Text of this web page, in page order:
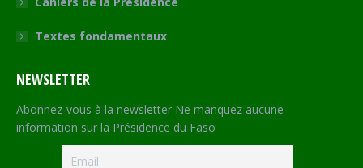
Textes fondamentaux
NEWSLETTER
Abonnez-vous à la newsletter Ne manquez aucune
information sur la Présidence du Faso